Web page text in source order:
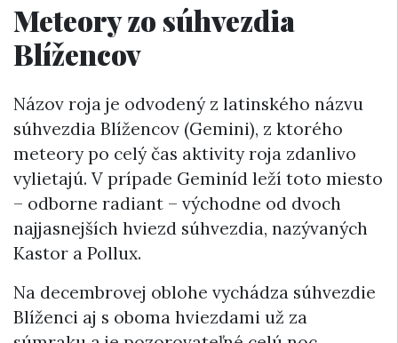
Meteory zo súhvezdia
Blížencov
Názov roja je odvodený z latinského názvu
súhvezdia Blížencov (Gemini), z ktorého
meteory po celý čas aktivity roja zdanlivo
vylietajú. V prípade Geminíd leží toto miesto
– odborne radiant – východne od dvoch
najjasnejších hviezd súhvezdia, nazývaných
Kastor a Pollux.
Na decembrovej oblohe vychádza súhvezdie
Blíženci aj s oboma hviezdami už za